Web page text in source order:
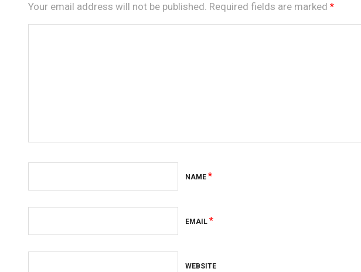
Your email address will not be published. Required fields are marked *
NAME*
EMAIL*
WEBSITE